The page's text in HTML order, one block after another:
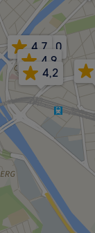
5,0
4,7
4,9
4,2